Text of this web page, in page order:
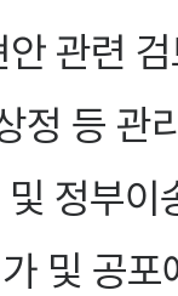
관련
정 등 관
정부이
및 공포